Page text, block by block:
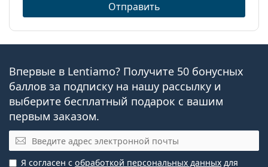
Отправить
Впервые в Lentiamo? Получите 50 бонусных
баллов за подписку на нашу рассылку и
выберите бесплатный подарок с вашим
первым заказом.
Электронная почта
Я согласен с обработкой персональных данных для